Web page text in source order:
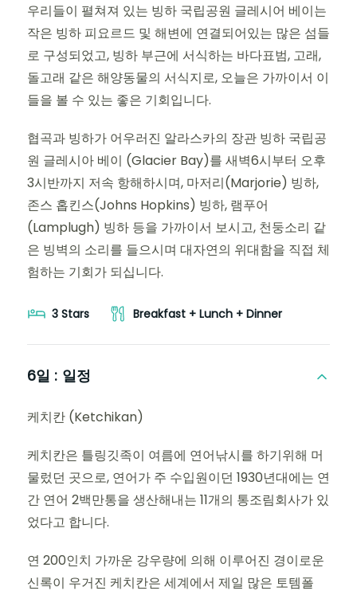
우리들이 펼쳐져 있는 빙하 국립공원 글레시어 베이는
작은 빙하 피요르드 및 해변에 연결되어있는 많은 섬들
로 구성되었고, 빙하 부근에 서식하는 바다표범, 고래,
돌고래 같은 해양동물의 서식지로, 오늘은 가까이서 이
들을 볼 수 있는 좋은 기회입니다.
협곡과 빙하가 어우러진 알라스카의 장관 빙하 국립공
원 글레시아 베이 (Glacier Bay)를 새벽6시부터 오후
3시반까지 저속 항해하시며, 마저리(Marjorie) 빙하,
존스 홉킨스(Johns Hopkins) 빙하, 램푸어
(Lamplugh) 빙하 등을 가까이서 보시고, 천둥소리 같
은 빙벽의 소리를 들으시며 대자연의 위대함을 직접 체
험하는 기회가 되십니다.
3 Stars Breakfast + Lunch + Dinner
6일 : 일정
케치칸 (Ketchikan)
케치칸은 틀링깃족이 여름에 연어낚시를 하기위해 머
물렀던 곳으로, 연어가 주 수입원이던 1930년대에는 연
간 연어 2백만통을 생산해내는 11개의 통조림회사가 있
었다고 합니다.
연 200인치 가까운 강우량에 의해 이루어진 경이로운
신록이 우거진 케치칸은 세계에서 제일 많은 토템폴